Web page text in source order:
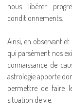
nous libérer
conditionnements.
Ainsi, en observant
qui parsèment nos
connaissance de
astrologie apporte
permettre de faire
situation de vie.